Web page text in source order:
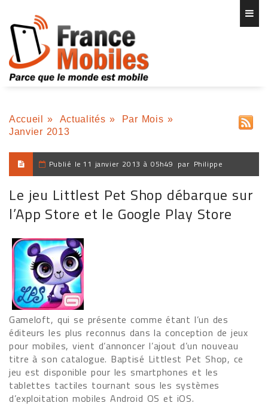
Accueil » Actualités » Par Mois »
Janvier 2013
Publié le 11 janvier 2013 à 05h49 par Philippe
Le jeu Littlest Pet Shop débarque sur
l’App Store et le Google Play Store
Gameloft, qui se présente comme étant l’un des
éditeurs les plus reconnus dans la conception de jeux
pour mobiles, vient d’annoncer l’ajout d’un nouveau
titre à son catalogue. Baptisé Littlest Pet Shop, ce
jeu est disponible pour les smartphones et les
tablettes tactiles tournant sous les systèmes
d’exploitation mobiles Android OS et iOS.